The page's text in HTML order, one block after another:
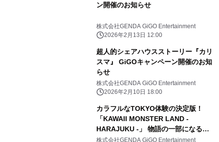
ン開催のお知らせ
株式会社GENDA GiGO Entertainment
2026年2月13日 12:00
超人的シェアハウスストーリー『カリ
スマ』 GiGOキャンペーン開催のお知
らせ
株式会社GENDA GiGO Entertainment
2026年2月10日 18:00
カラフルなTOKYO体験の決定版！
「KAWAII MONSTER LAND -
HARAJUKU -」 物語の一部になる、
60分間の回遊型ライブエンターテイメ
株式会社GENDA GiGO Entertainment